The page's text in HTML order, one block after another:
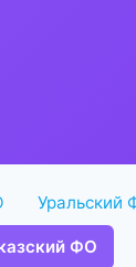
Уральский
ФО